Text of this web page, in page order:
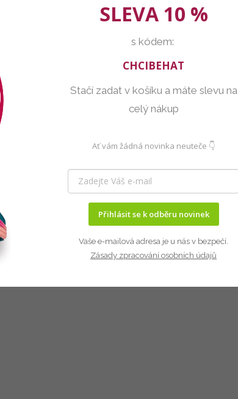
SLEVA 10 %
s kódem:
CHCIBEHAT
Stačí zadat v košíku a máte slevu na
celý nákup
Ať vám žádná novinka neuteče 👇
Přihlásit se k odběru novinek
Vaše e-mailová adresa je u nás v bezpečí.
Zásady zpracování osobních údajů